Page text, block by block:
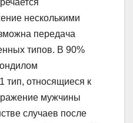
несколькими
передача
типов. В 90%
тип, относящиеся к
мужчины
случаев после